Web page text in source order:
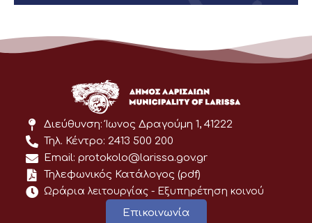
Διεύθυνση: Ίωνος Δραγούμη 1, 41222
Τηλ. Κέντρο: 2413 500 200
Email: protokolo@larissa.gov.gr
Τηλεφωνικός Κατάλογος (pdf)
Ωράρια λειτουργίας - Eξυπηρέτηση κοινού
Επικοινωνία